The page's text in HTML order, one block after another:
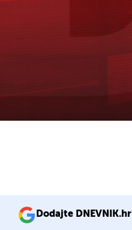
Dodajte